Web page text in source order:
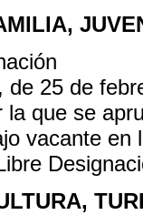
de 25 de
que se
vacante en